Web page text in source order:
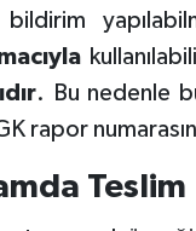
bildirim
. Bu nedenle
rapor
Teslim